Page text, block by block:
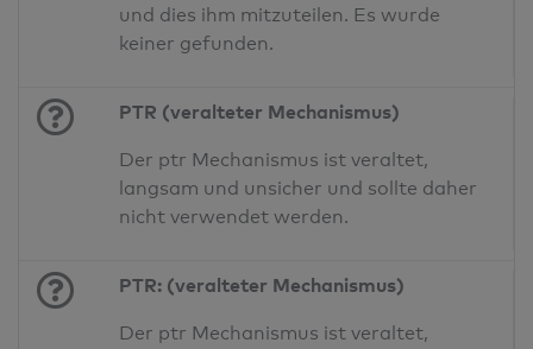
und dies ihm mitzuteilen. Es wurde
keiner gefunden.
PTR (veralteter Mechanismus)
Der ptr Mechanismus ist veraltet,
langsam und unsicher und sollte daher
nicht verwendet werden.
PTR: (veralteter Mechanismus)
Der ptr Mechanismus ist veraltet,